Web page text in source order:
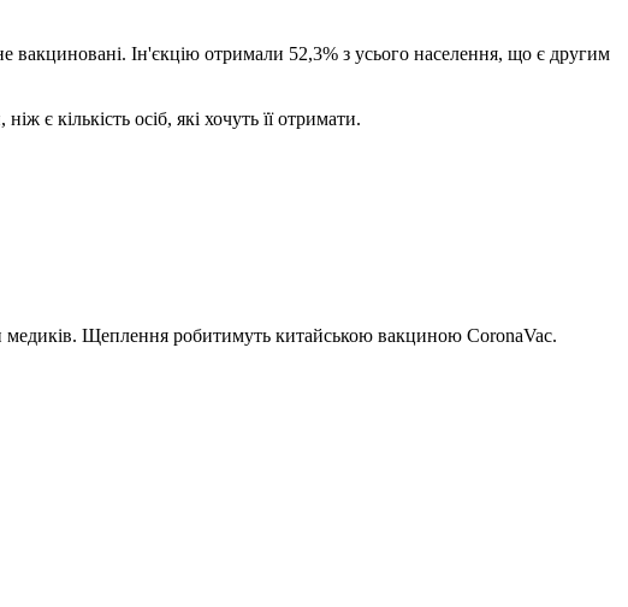
вакциновані. Ін'єкцію отримали 52,3% з усього населення, що є другим
є кількість осіб, які хочуть її отримати.
Щеплення робитимуть китайською вакциною CoronaVac.